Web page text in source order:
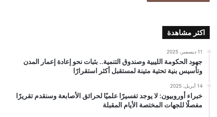
اكثر مشاهدة
11 ديسمبر، 2025
جهود الحكومة الليبية وصندوق التنمية.. بثبات نحو إعادة إعمار المدن
وتأسيس بنية تحتية متينة لمستقبل أكثر استقرارًا
14 أبريل، 2025
خبراء أوروبيون: لا يوجد تفسيرًا علميًا لحرائق الأصابعة وسنقدم تقريرًا
مفصلًا للجهات المختصة الأيام المقبلة